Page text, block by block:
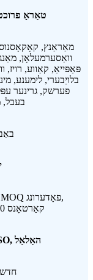
טאַראָ
מאַראַנץ,
וואַסערמעלאָן,
פּאַפּייאַ, קאַווע, רויז,
בלויַבערי, לימענע,
פערשק, גרינער
ספּאָט סחורות קיין MOQ פאָדערונג,
מנהג MOQ 50 קאַרטאָנס
HACCP, ISO, האַלאַל
18